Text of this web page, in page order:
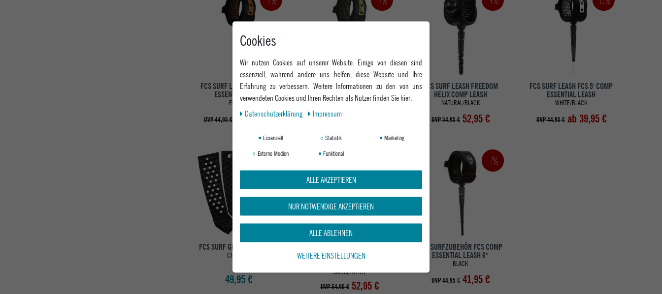
FCS SURF LEASH FCS COMP
ESSENTIAL LEASH
ECLIPSE
UVP 44,95 € ab 41,95 €
FCS SURF LEASH FCS COMP
ESSENTIAL LEASH
COAL LIME
UVP 44,95 €
FCS SURF LEASH FREEDOM
HELIX COMP LEASH
NATURAL/BLACK
UVP 54,95 € 52,95 €
FCS SURF LEASH FCS 5' COMP
ESSENTIAL LEASH
WHITE/BLACK
UVP 44,95 € ab 39,95 €
FCS SURF GRIP-PAD TOLEDO
CHARRED
49,95 €
FREEDOM HELIX COMP LEASH
SMOKE/WHITE
UVP 54,95 € 52,95 €
-7%
FCS SURFZUBEHÖR FCS COMP
ESSENTIAL LEASH 6''
BLACK
UVP 44,95 € 41,95 €
Cookies
Wir nutzen Cookies auf unserer Website. Einige von diesen sind
essenziell, während andere uns helfen, diese Website und Ihre
Erfahrung zu verbessern. Weitere Informationen zu den von uns
verwendeten Cookies und Ihren Rechten als Nutzer finden Sie hier:
Daten­schutz­erklärung
Impressum
Essenziell Statistik
Marketing
Externe Medien
Funktional
ALLE AKZEPTIEREN
NUR NOTWENDIGE AKZEPTIEREN
ALLE ABLEHNEN
WEITERE EINSTELLUNGEN